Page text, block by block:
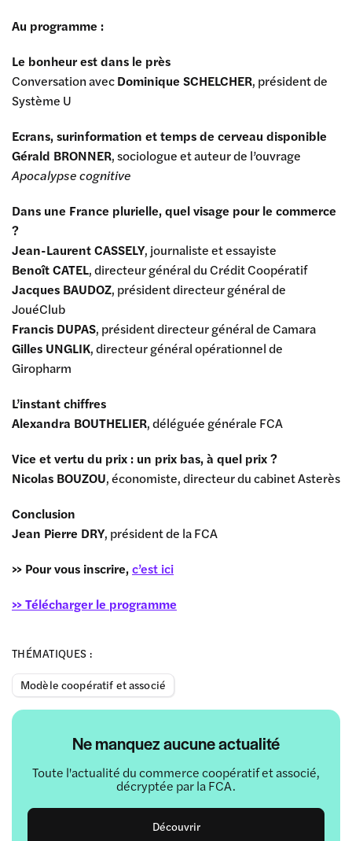
THÉMATIQUES :
Modèle coopératif et associé
Ne manquez aucune actualité
Toute l'actualité du commerce coopératif et associé,
décryptée par la FCA.
Découvrir
Au programme :
Le bonheur est dans le près
Conversation avecDominique SCHELCHER, président de
Système U
Ecrans, surinformation et temps de cerveau disponible
Gérald BRONNER, sociologue et auteur de l’ouvrage
Apocalypse cognitive
Dans une France plurielle, quel visage pour le commerce
?
Jean-Laurent CASSELY, journaliste et essayiste
Benoît CATEL, directeur général du Crédit Coopératif
Jacques BAUDOZ, président directeur général de
JouéClub
Francis DUPAS, président directeur général de Camara
Gilles UNGLIK, directeur général opérationnel de
Giropharm
L’instant chiffres
Alexandra BOUTHELIER, déléguée générale FCA
Vice et vertu du prix : un prix bas, à quel prix ?
Nicolas BOUZOU, économiste, directeur du cabinet Asterès
Conclusion
Jean Pierre DRY, président de la FCA
>> Pour vous inscrire,c’est ici
>> Télécharger le programme